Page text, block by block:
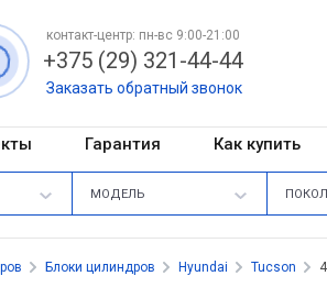
контакт-центр: пн-вс 9:00-21:00
+375 (29) 321-44-44
Заказать обратный звонок
Гарантия Как купить
МОДЕЛЬ
Блоки цилиндров Hyundai Tucson